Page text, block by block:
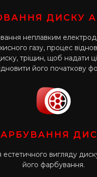
ДИСКУ
неплавким
газу, процес
тріщин, щоб надати
його початкову
естетичного вигляду
його фарбування.